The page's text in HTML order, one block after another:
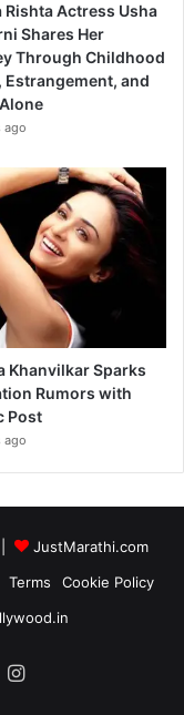
Rishta Actress Usha
Shares Her
Through Childhood
Estrangement, and
ago
Khanvilkar Sparks
Rumors with
Post
ago
JustMarathi.com
Terms
Cookie Policy
Instagram